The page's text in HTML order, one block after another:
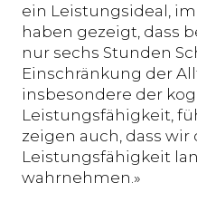
ein Leistungsideal,
haben gezeigt, dass
nur sechs Stunden
Einschränkung der
insbesondere der
Leistungsfähigkeit,
zeigen auch, dass
Leistungsfähigkeit
wahrnehmen.»